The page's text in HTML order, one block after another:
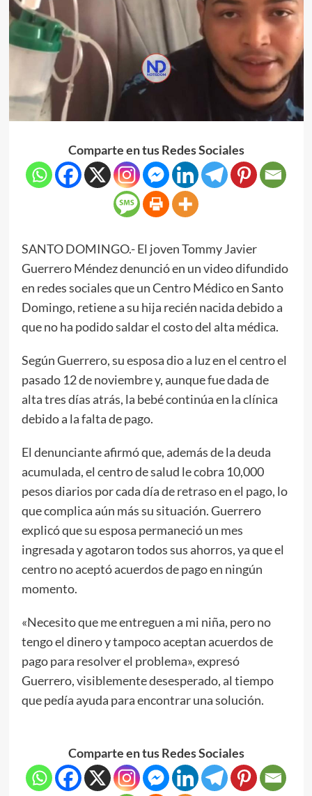
Comparte en tus Redes Sociales
SANTO DOMINGO.- El joven Tommy Javier
Guerrero Méndez denunció en un video difundido
en redes sociales que un Centro Médico en Santo
Domingo, retiene a su hija recién nacida debido a
que no ha podido saldar el costo del alta médica.
Según Guerrero, su esposa dio a luz en el centro el
pasado 12 de noviembre y, aunque fue dada de
alta tres días atrás, la bebé continúa en la clínica
debido a la falta de pago.
El denunciante afirmó que, además de la deuda
acumulada, el centro de salud le cobra 10,000
pesos diarios por cada día de retraso en el pago, lo
que complica aún más su situación. Guerrero
explicó que su esposa permaneció un mes
ingresada y agotaron todos sus ahorros, ya que el
centro no aceptó acuerdos de pago en ningún
momento.
«Necesito que me entreguen a mi niña, pero no
tengo el dinero y tampoco aceptan acuerdos de
pago para resolver el problema», expresó
Guerrero, visiblemente desesperado, al tiempo
que pedía ayuda para encontrar una solución.
Comparte en tus Redes Sociales